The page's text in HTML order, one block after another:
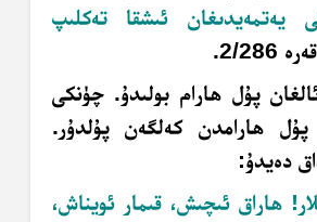
يەتمەيدىغان ئىشقا تەكلىپ
286
.
پۇل ھارام بولىدۇ. چۈنكى
پۇل ھارامدن كەلگەن پۇلدۇر.
دەيدۇ:
ھاراق ئىچىش، قىمار ئويناش،